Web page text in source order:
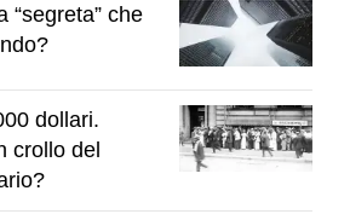
“segreta” che
dollari.
crollo del